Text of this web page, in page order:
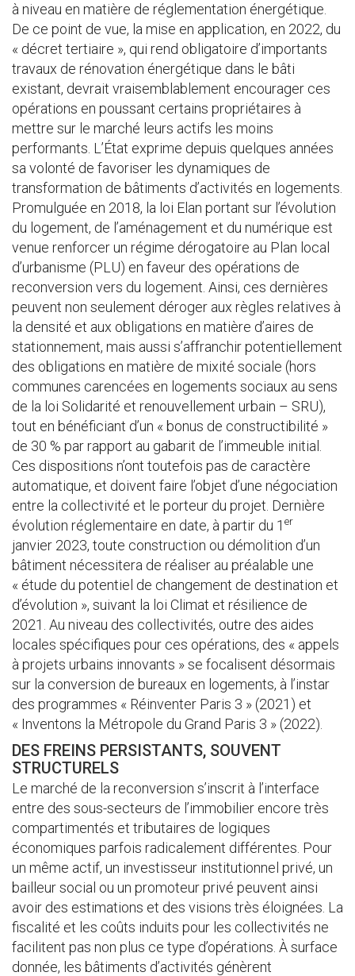
à niveau en matière de réglementation énergétique.
De ce point de vue, la mise en application, en 2022, du
« décret tertiaire », qui rend obligatoire d’importants
travaux de rénovation énergétique dans le bâti
existant, devrait vraisemblablement encourager ces
opérations en poussant certains propriétaires à
mettre sur le marché leurs actifs les moins
performants. L’État exprime depuis quelques années
sa volonté de favoriser les dynamiques de
transformation de bâtiments d’activités en logements.
Promulguée en 2018, la loi Elan portant sur l’évolution
du logement, de l’aménagement et du numérique est
venue renforcer un régime dérogatoire au Plan local
d’urbanisme (PLU) en faveur des opérations de
reconversion vers du logement. Ainsi, ces dernières
peuvent non seulement déroger aux règles relatives à
la densité et aux obligations en matière d’aires de
stationnement, mais aussi s’affranchir potentiellement
des obligations en matière de mixité sociale (hors
communes carencées en logements sociaux au sens
de la loi Solidarité et renouvellement urbain – SRU),
tout en bénéficiant d’un « bonus de constructibilité »
de 30 % par rapport au gabarit de l’immeuble initial.
Ces dispositions n’ont toutefois pas de caractère
automatique, et doivent faire l’objet d’une négociation
entre la collectivité et le porteur du projet. Dernière
évolution réglementaire en date, à partir du 1 er
janvier 2023, toute construction ou démolition d’un
bâtiment nécessitera de réaliser au préalable une
« étude du potentiel de changement de destination et
d’évolution », suivant la loi Climat et résilience de
2021. Au niveau des collectivités, outre des aides
locales spécifiques pour ces opérations, des « appels
à projets urbains innovants » se focalisent désormais
sur la conversion de bureaux en logements, à l’instar
des programmes « Réinventer Paris 3 » (2021) et
« Inventons la Métropole du Grand Paris 3 » (2022).
DES FREINS PERSISTANTS, SOUVENT
STRUCTURELS
Le marché de la reconversion s’inscrit à l’interface
entre des sous-secteurs de l’immobilier encore très
compartimentés et tributaires de logiques
économiques parfois radicalement différentes. Pour
un même actif, un investisseur institutionnel privé, un
bailleur social ou un promoteur privé peuvent ainsi
avoir des estimations et des visions très éloignées. La
fiscalité et les coûts induits pour les collectivités ne
facilitent pas non plus ce type d’opérations. À surface
donnée, les bâtiments d’activités génèrent